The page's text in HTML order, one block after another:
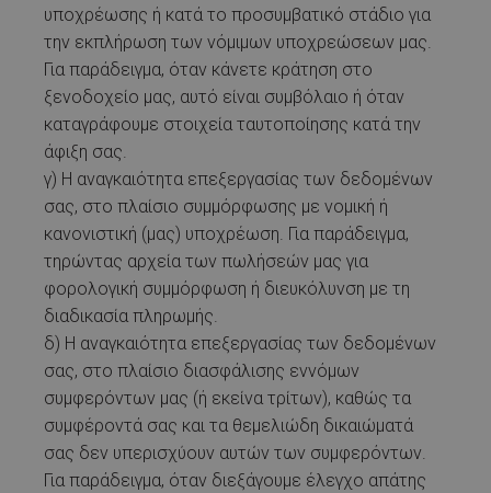
υποχρέωσης ή κατά το προσυμβατικό στάδιο για
την εκπλήρωση των νόμιμων υποχρεώσεων μας.
Για παράδειγμα, όταν κάνετε κράτηση στο
ξενοδοχείο μας, αυτό είναι συμβόλαιο ή όταν
καταγράφουμε στοιχεία ταυτοποίησης κατά την
άφιξη σας.
γ) Η αναγκαιότητα επεξεργασίας των δεδομένων
σας, στο πλαίσιο συμμόρφωσης με νομική ή
κανονιστική (μας) υποχρέωση. Για παράδειγμα,
τηρώντας αρχεία των πωλήσεών μας για
φορολογική συμμόρφωση ή διευκόλυνση με τη
διαδικασία πληρωμής.
δ) Η αναγκαιότητα επεξεργασίας των δεδομένων
σας, στο πλαίσιο διασφάλισης εννόμων
συμφερόντων μας (ή εκείνα τρίτων), καθώς τα
συμφέροντά σας και τα θεμελιώδη δικαιώματά
σας δεν υπερισχύουν αυτών των συμφερόντων.
Για παράδειγμα, όταν διεξάγουμε έλεγχο απάτης